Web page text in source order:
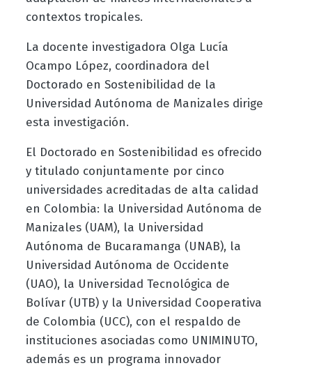
contextos tropicales.
La docente investigadora Olga Lucía
Ocampo López, coordinadora del
Doctorado en Sostenibilidad de la
Universidad Autónoma de Manizales dirige
esta investigación.
El Doctorado en Sostenibilidad es ofrecido
y titulado conjuntamente por cinco
universidades acreditadas de alta calidad
en Colombia: la Universidad Autónoma de
Manizales (UAM), la Universidad
Autónoma de Bucaramanga (UNAB), la
Universidad Autónoma de Occidente
(UAO), la Universidad Tecnológica de
Bolívar (UTB) y la Universidad Cooperativa
de Colombia (UCC), con el respaldo de
instituciones asociadas como UNIMINUTO,
además es un programa innovador